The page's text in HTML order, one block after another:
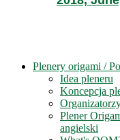
Plenery origami /
Idea pleneru
Koncepcja
Plener
angielski